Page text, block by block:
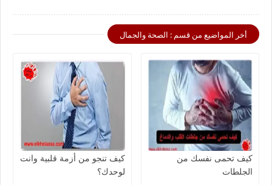
أخر المواضيع من قسم : الصحة والجمال
كيف تحمى نفسك من
الجلطات
كيف تنجو من أزمة قلبية وانت
لوحدك؟